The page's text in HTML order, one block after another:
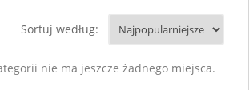
Sortuj według:
nie ma jeszcze żadnego miejsca.